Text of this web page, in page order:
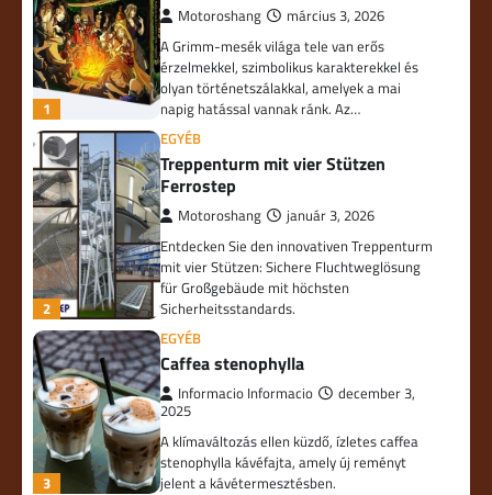
1
Motoroshang március 3, 2026
A Grimm-mesék világa tele van erős
érzelmekkel, szimbolikus karakterekkel és
olyan történetszálakkal, amelyek a mai
napig hatással vannak ránk. Az…
2
EGYÉB
Treppenturm mit vier Stützen
Ferrostep
Motoroshang január 3, 2026
Entdecken Sie den innovativen Treppenturm
mit vier Stützen: Sichere Fluchtweglösung
für Großgebäude mit höchsten
Sicherheitsstandards.
3
EGYÉB
Caffea stenophylla
Informacio Informacio
december 3,
2025
A klímaváltozás ellen küzdő, ízletes caffea
stenophylla kávéfajta, amely új reményt
jelent a kávétermesztésben.